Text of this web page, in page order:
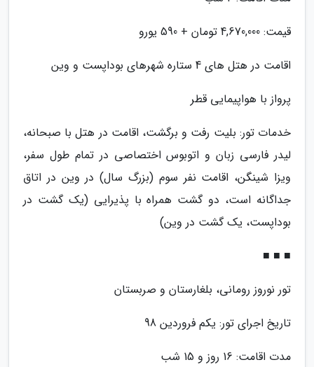
قیمت: 4,670,000 تومان + 590 یورو
اقامت در هتل های 4 ستاره شهرهای بوداپست و وین
پرواز با هواپیمایی قطر
خدمات تور: بلیت رفت و برگشت، اقامت در هتل با صبحانه،
لیدر فارسی زبان و اتوبوس اختصاصی در تمام طول سفر،
ویزا شینگن، اقامت نفر سوم (بزرگ سال) در وین در اتاق
جداگانه است، دو گشت همراه با پذیرایی (یک گشت در
بوداپست، یک گشت در وین)
■ ■ ■
تور نوروز رومانی، بلغارستان و صربستان
تاریخ اجرای تور: یکم فروردین 98
مدت اقامت: 16 روز و 15 شب